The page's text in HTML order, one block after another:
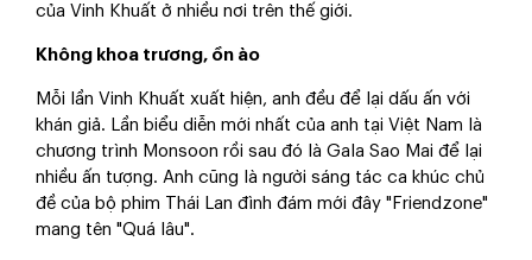
của Vinh Khuất ở nhiều nơi trên thế giới.
Không khoa trương, ồn ào
Mỗi lần Vinh Khuất xuất hiện, anh đều để lại dấu ấn với
khán giả. Lần biểu diễn mới nhất của anh tại Việt Nam là
chương trình Monsoon rồi sau đó là Gala Sao Mai để lại
nhiều ấn tượng. Anh cũng là người sáng tác ca khúc chủ
đề của bộ phim Thái Lan đình đám mới đây "Friendzone"
mang tên "Quá lâu".